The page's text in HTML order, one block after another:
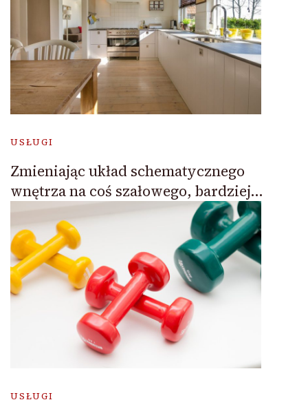
USŁUGI
Zmieniając układ schematycznego
wnętrza na coś szałowego, bardziej…
USŁUGI